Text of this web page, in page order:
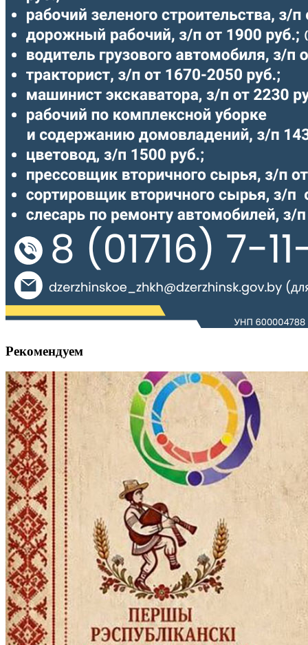
Рекомендуем